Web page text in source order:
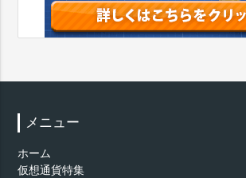
メニュー
ホーム
仮想通貨特集